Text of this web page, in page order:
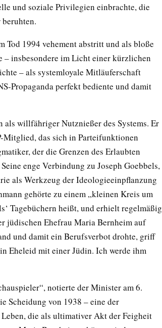
und soziale Privilegien einbrachte, die
Tod 1994 vehement abstritt und als bloße
insbesondere im Licht einer kürzlichen
– als systemloyale Mitläuferschaft
Propaganda perfekt bediente und damit
willfähriger Nutznießer des Systems. Er
Mitglied, das sich in Parteifunktionen
der die Grenzen des Erlaubten
enge Verbindung zu Joseph Goebbels,
als Werkzeug der Ideologieeinpflanzung
gehörte zu einem „kleinen Kreis um
Tagebüchern heißt, und erhielt regelmäßig
jüdischen Ehefrau Maria Bernheim auf
und damit ein Berufsverbot drohte, griff
Eheleid mit einer Jüdin. Ich werde ihm
notierte der Minister am 6.
Scheidung von 1938 – eine der
die als ultimativer Akt der Feigheit